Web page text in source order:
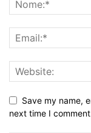
Save my name,
next time I